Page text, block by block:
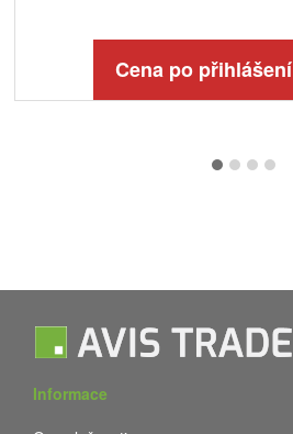
Cena po přihlášení
Informace